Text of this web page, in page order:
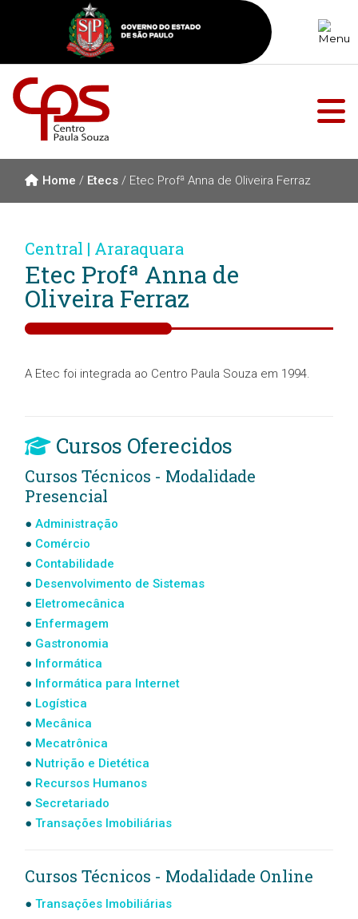
Home / Etecs / Etec Profª Anna de Oliveira Ferraz
Central | Araraquara
Etec Profª Anna de
Oliveira Ferraz
A Etec foi integrada ao Centro Paula Souza em 1994.
Cursos Oferecidos
Cursos Técnicos - Modalidade
Presencial
Administração
Comércio
Contabilidade
Desenvolvimento de Sistemas
Eletromecânica
Enfermagem
Gastronomia
Informática
Informática para Internet
Logística
Mecânica
Mecatrônica
Nutrição e Dietética
Recursos Humanos
Secretariado
Transações Imobiliárias
Cursos Técnicos - Modalidade Online
Transações Imobiliárias